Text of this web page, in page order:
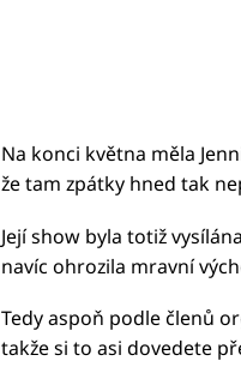
Na konci května měla
že tam zpátky hned tak
Její show byla totiž
navíc ohrozila mravní
Tedy aspoň podle členů
takže si to asi dovedete